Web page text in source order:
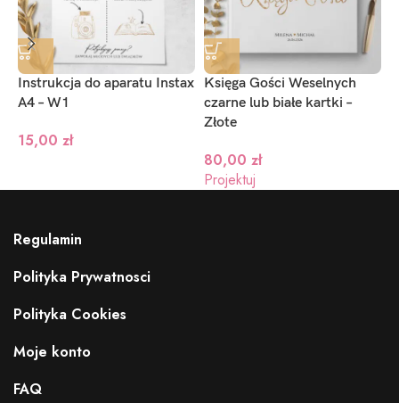
Instrukcja do aparatu Instax
A4 – W1
15,00 zł
Księga Gości Weselnych
czarne lub białe kartki –
Złote
80,00 zł
Projektuj
Regulamin
Polityka Prywatnosci
Polityka Cookies
Moje konto
FAQ